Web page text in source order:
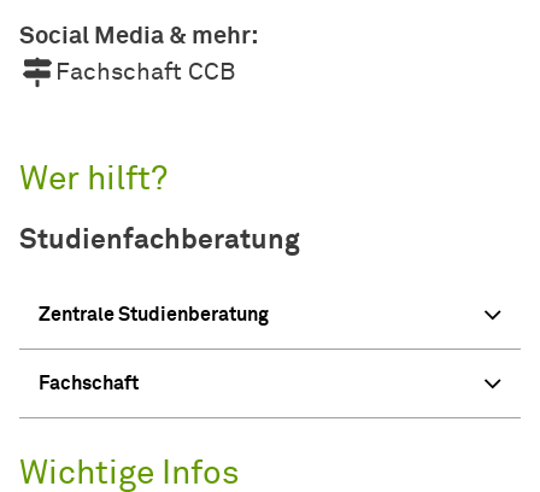
Social Media & mehr:
Fachschaft CCB
Wer hilft?
Studienfachberatung
Zentrale Studienberatung
Fachschaft
Wichtige Infos